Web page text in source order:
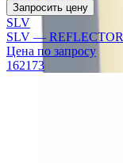
Запросить цену
SLV
SLV — REFLECTOR
Цена по запросу
162173